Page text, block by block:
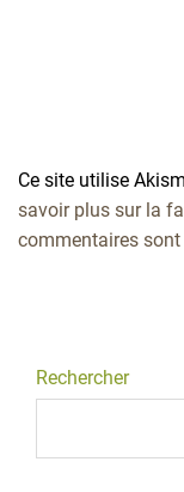
Ce site utilise
savoir plus sur la
commentaires
Rechercher